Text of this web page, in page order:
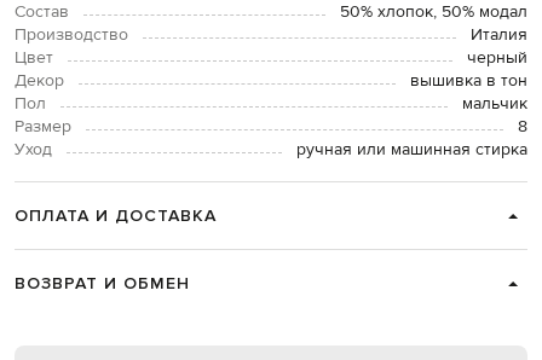
Состав
50% хлопок, 50% модал
Производство
Италия
Цвет
черный
Декор
вышивка в тон
Пол
мальчик
Размер
8
Уход
ручная или машинная стирка
ОПЛАТА И ДОСТАВКА
ВОЗВРАТ И ОБМЕН